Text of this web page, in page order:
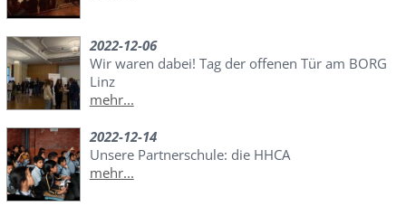
2022-12-06
Wir waren dabei! Tag der offenen Tür am BORG
Linz
mehr...
2022-12-14
Unsere Partnerschule: die HHCA
mehr...